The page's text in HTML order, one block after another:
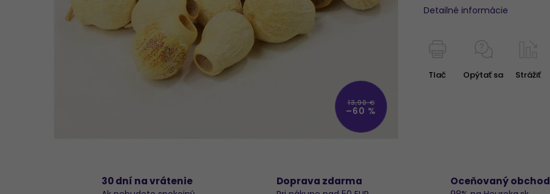
13,90 €
–60 %
Detailné informácie
Tlač Opýtať sa Strážiť
30 dní na vrátenie Doprava zdarma Oceňovaný obchod